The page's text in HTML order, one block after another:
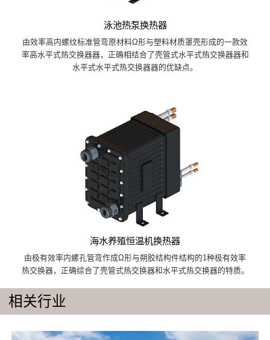
泳池热泵换热器
由效率高内螺纹标准管弯原材料Ω形与塑料材质罩壳形成的一款效
率高水平式热交换器器，正确相结合了壳管式水平式热交换器器和
水平式水平式热交换器器的优缺点。
海水养殖恒温机换热器
由极有效率内螺孔管弯作成Ω形与朔胶结构件结构的1种极有效率
热交换器，正确综合了壳管式热交换器和水平式热交换器的特质。
相关行业